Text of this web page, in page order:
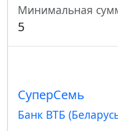
Минимальная
5
СуперСемь
Банк ВТБ